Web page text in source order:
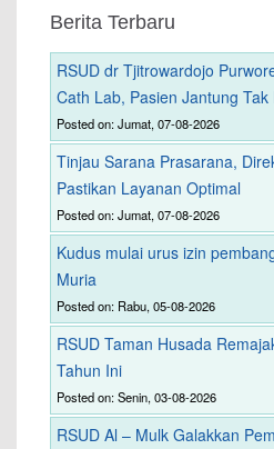
Berita Terbaru
RSUD dr Tjitrowardojo
Cath Lab, Pasien Jantung
Posted on: Jumat, 07-08-2026
Tinjau Sarana Prasarana,
Pastikan Layanan Optimal
Posted on: Jumat, 07-08-2026
Kudus mulai urus izin
Muria
Posted on: Rabu, 05-08-2026
RSUD Taman Husada
Tahun Ini
Posted on: Senin, 03-08-2026
RSUD Al – Mulk Galakkan